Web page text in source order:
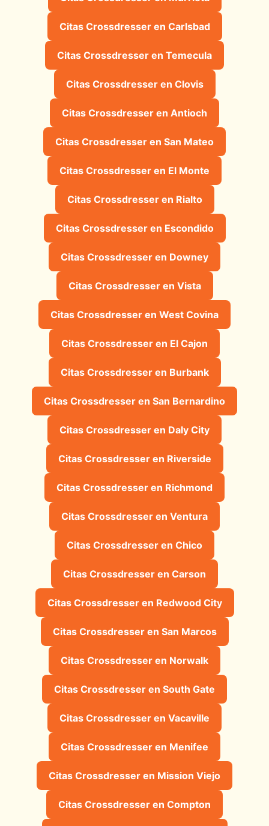
Citas Crossdresser en Carlsbad
Citas Crossdresser en Temecula
Citas Crossdresser en Clovis
Citas Crossdresser en Antioch
Citas Crossdresser en San Mateo
Citas Crossdresser en El Monte
Citas Crossdresser en Rialto
Citas Crossdresser en Escondido
Citas Crossdresser en Downey
Citas Crossdresser en Vista
Citas Crossdresser en West Covina
Citas Crossdresser en El Cajon
Citas Crossdresser en Burbank
Citas Crossdresser en San Bernardino
Citas Crossdresser en Daly City
Citas Crossdresser en Riverside
Citas Crossdresser en Richmond
Citas Crossdresser en Ventura
Citas Crossdresser en Chico
Citas Crossdresser en Carson
Citas Crossdresser en Redwood City
Citas Crossdresser en San Marcos
Citas Crossdresser en Norwalk
Citas Crossdresser en South Gate
Citas Crossdresser en Vacaville
Citas Crossdresser en Menifee
Citas Crossdresser en Mission Viejo
Citas Crossdresser en Compton